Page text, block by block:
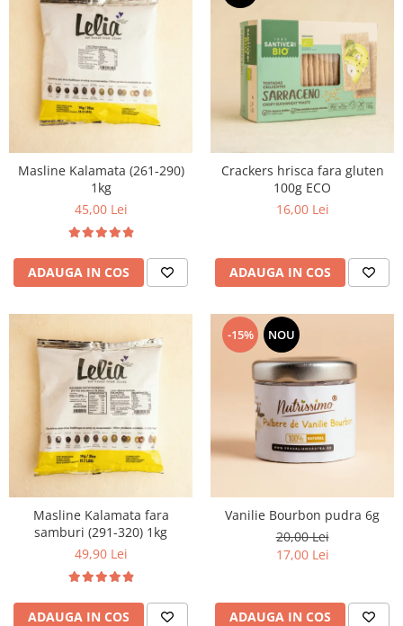
Masline Kalamata (261-290)
1kg
45,00 Lei
ADAUGA IN COS
Crackers hrisca fara gluten
100g ECO
16,00 Lei
ADAUGA IN COS
Masline Kalamata fara
samburi (291-320) 1kg
49,90 Lei
ADAUGA IN COS
-15% NOU
Vanilie Bourbon pudra 6g
20,00 Lei
17,00 Lei
ADAUGA IN COS